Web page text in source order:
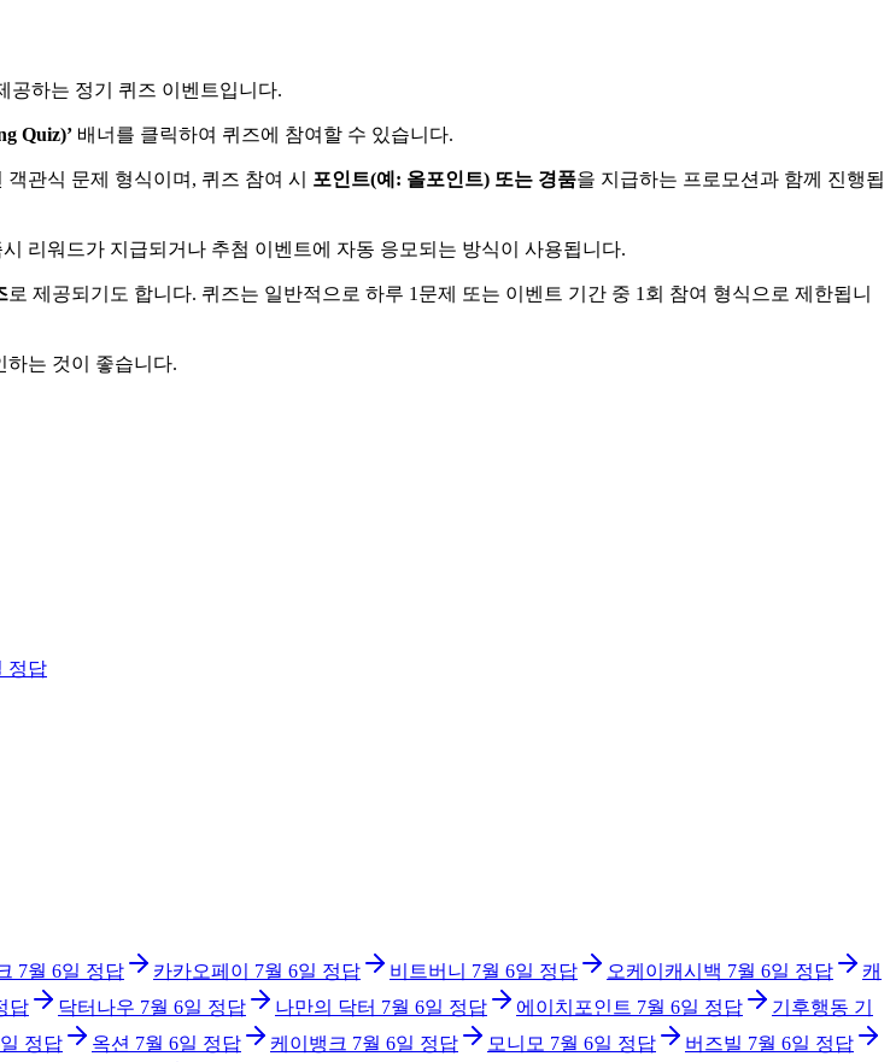
공하는 정기 퀴즈 이벤트입니다.
Quiz)’ 배너를 클릭하여 퀴즈에 참여할 수 있습니다.
객관식 문제 형식이며, 퀴즈 참여 시 포인트(예: 올포인트) 또는 경품을 지급하는 프로모션과 함께 진행됩
리워드가 지급되거나 추첨 이벤트에 자동 응모되는 방식이 사용됩니다.
로 제공되기도 합니다. 퀴즈는 일반적으로 하루 1문제 또는 이벤트 기간 중 1회 참여 형식으로 제한됩니
하는 것이 좋습니다.
정답
7월 6일 정답 카카오페이 7월 6일 정답 비트버니 7월 6일 정답 오케이캐시백 7월 6일 정답
캐
답 닥터나우 7월 6일 정답 나만의 닥터 7월 6일 정답 에이치포인트 7월 6일 정답
기후행동 기
정답 옥션 7월 6일 정답 케이뱅크 7월 6일 정답 모니모 7월 6일 정답 버즈빌 7월 6일 정답